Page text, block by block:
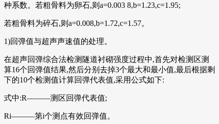
种系数。若粗骨料为卵石,则a=0.003 8,b=1.23,c=1.95;
若粗骨料为碎石,则a=0.008,b=1.72,c=1.57。
1)回弹值与超声声速值的处理。
在超声回弹综合法检测隧道衬砌强度过程中,首先对检测区测
算16个回弹值结果,然后分别去掉3个最大和最小值,最后根据剩
下的10个检测值计算回弹代表值,采用公式如下:
式中:R———测区回弹代表值;
Ri———第i个测点有效回弹值。